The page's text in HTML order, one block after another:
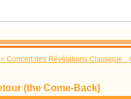
Concert des Révélations Classique...
(the Come-Back)